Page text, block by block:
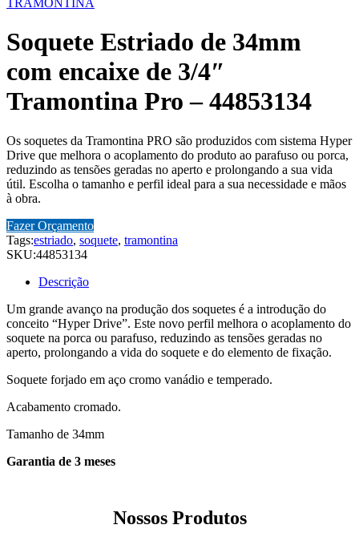
Soquete Estriado de 34mm
com encaixe de 3/4″
Tramontina Pro – 44853134
Os soquetes da Tramontina PRO são produzidos com sistema Hyper
Drive que melhora o acoplamento do produto ao parafuso ou porca,
reduzindo as tensões geradas no aperto e prolongando a sua vida
útil. Escolha o tamanho e perfil ideal para a sua necessidade e mãos
à obra.
Fazer Orçamento
Tags:estriado, soquete, tramontina
SKU:44853134
Descrição
Um grande avanço na produção dos soquetes é a introdução do
conceito “Hyper Drive”. Este novo perfil melhora o acoplamento do
soquete na porca ou parafuso, reduzindo as tensões geradas no
aperto, prolongando a vida do soquete e do elemento de fixação.
Soquete forjado em aço cromo vanádio e temperado.
Acabamento cromado.
Tamanho de 34mm
Garantia de 3 meses
Nossos Produtos